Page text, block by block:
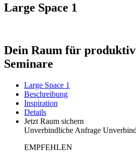
Large Space 1
Dein Raum für
Seminare
Large Space 1
Beschreibung
Inspiration
Details
Jetzt Raum sichern
Unverbindliche Anfrage
EMPFEHLEN